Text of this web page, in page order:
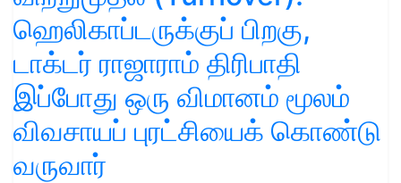
ஹெலிகாப்டருக்குப் பிறகு,
டாக்டர் ராஜாராம் திரிபாதி
இப்போது ஒரு விமானம் மூலம்
விவசாயப் புரட்சியைக் கொண்டு
வருவார்